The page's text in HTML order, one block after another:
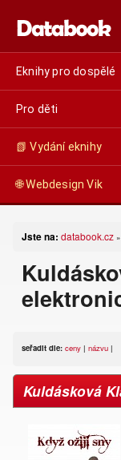
Eknihy pro dospělé
Pro děti
📗 Vydání eknihy
🌐 Webdesign Vik
Jste na: databook.cz »
seřadit dle: ceny | názvu |
Kuldásková